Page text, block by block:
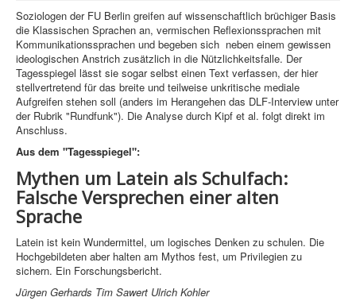
Soziologen der FU Berlin greifen auf wissenschaftlich brüchiger Basis
die Klassischen Sprachen an, vermischen Reflexionssprachen mit
Kommunikationssprachen und begeben sich neben einem gewissen
ideologischen Anstrich zusätzlich in die Nützlichkeitsfalle. Der
Tagesspiegel lässt sie sogar selbst einen Text verfassen, der hier
stellvertretend für das breite und teilweise unkritische mediale
Aufgreifen stehen soll (anders im Herangehen das DLF-Interview unter
der Rubrik "Rundfunk"). Die Analyse durch Kipf et al. folgt direkt im
Anschluss.
Aus dem "Tagesspiegel":
Mythen um Latein als Schulfach:
Falsche Versprechen einer alten
Sprache
Latein ist kein Wundermittel, um logisches Denken zu schulen. Die
Hochgebildeten aber halten am Mythos fest, um Privilegien zu
sichern. Ein Forschungsbericht.
Jürgen Gerhards Tim Sawert Ulrich Kohler